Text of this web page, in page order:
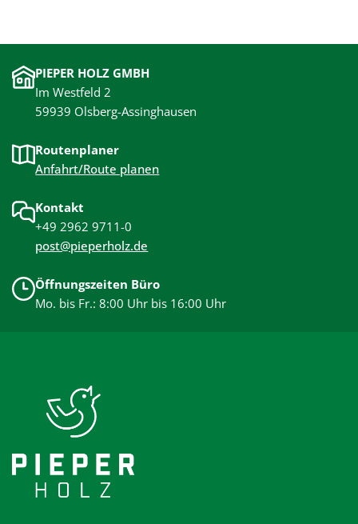
PIEPER HOLZ GMBH
Im Westfeld 2
59939 Olsberg-Assinghausen
Routenplaner
Anfahrt/Route planen
Kontakt
+49 2962 9711-0
post@pieperholz.de
Öffnungszeiten Büro
Mo. bis Fr.: 8:00 Uhr bis 16:00 Uhr